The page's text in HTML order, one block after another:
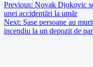
Previous: Novak Djokovic
unei accidentări la umăr
Next: Şase persoane au
incendiu la un depozit de